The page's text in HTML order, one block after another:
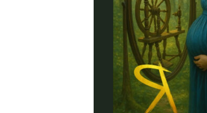
Druk op Enter om te starten met